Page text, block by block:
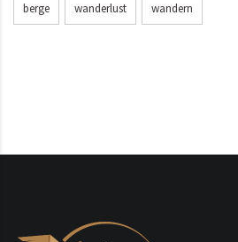
berge wanderlust wandern